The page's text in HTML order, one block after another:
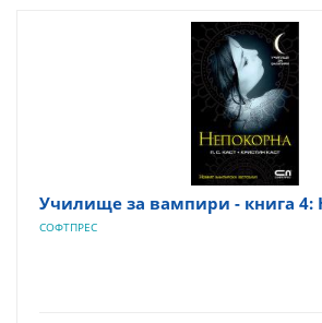
Училище за вампири - книга 4:
СОФТПРЕС